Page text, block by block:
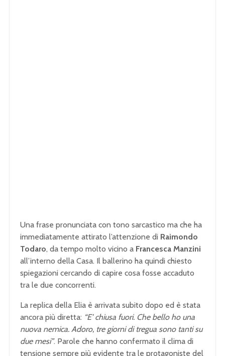
Una frase pronunciata con tono sarcastico ma che ha
immediatamente attirato l’attenzione di Raimondo
Todaro, da tempo molto vicino a Francesca Manzini
all’interno della Casa. Il ballerino ha quindi chiesto
spiegazioni cercando di capire cosa fosse accaduto
tra le due concorrenti.
La replica della Elia è arrivata subito dopo ed è stata
ancora più diretta: “E’ chiusa fuori. Che bello ho una
nuova nemica. Adoro, tre giorni di tregua sono tanti su
due mesi”. Parole che hanno confermato il clima di
tensione sempre più evidente tra le protagoniste del